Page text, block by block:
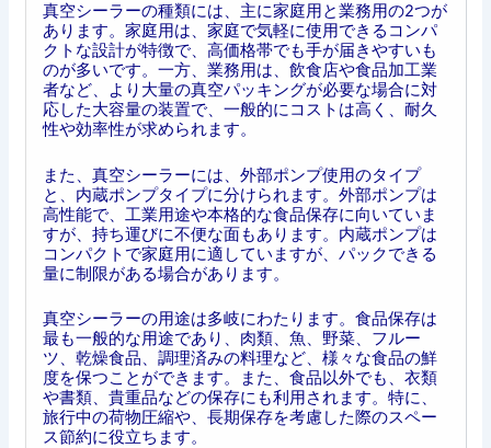
真空シーラーの種類には、主に家庭用と業務用の2つが
あります。家庭用は、家庭で気軽に使用できるコンパ
クトな設計が特徴で、高価格帯でも手が届きやすいも
のが多いです。一方、業務用は、飲食店や食品加工業
者など、より大量の真空パッキングが必要な場合に対
応した大容量の装置で、一般的にコストは高く、耐久
性や効率性が求められます。
また、真空シーラーには、外部ポンプ使用のタイプ
と、内蔵ポンプタイプに分けられます。外部ポンプは
高性能で、工業用途や本格的な食品保存に向いていま
すが、持ち運びに不便な面もあります。内蔵ポンプは
コンパクトで家庭用に適していますが、パックできる
量に制限がある場合があります。
真空シーラーの用途は多岐にわたります。食品保存は
最も一般的な用途であり、肉類、魚、野菜、フルー
ツ、乾燥食品、調理済みの料理など、様々な食品の鮮
度を保つことができます。また、食品以外でも、衣類
や書類、貴重品などの保存にも利用されます。特に、
旅行中の荷物圧縮や、長期保存を考慮した際のスペー
ス節約に役立ちます。